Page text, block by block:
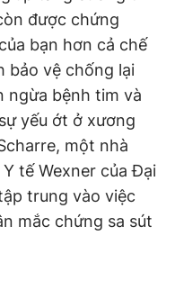
được chứng
bạn hơn cả chế
bảo vệ chống lại
ngừa bệnh tim và
yếu ớt ở xương
một nhà
tế Wexner của Đại
trung vào việc
mắc chứng sa sút